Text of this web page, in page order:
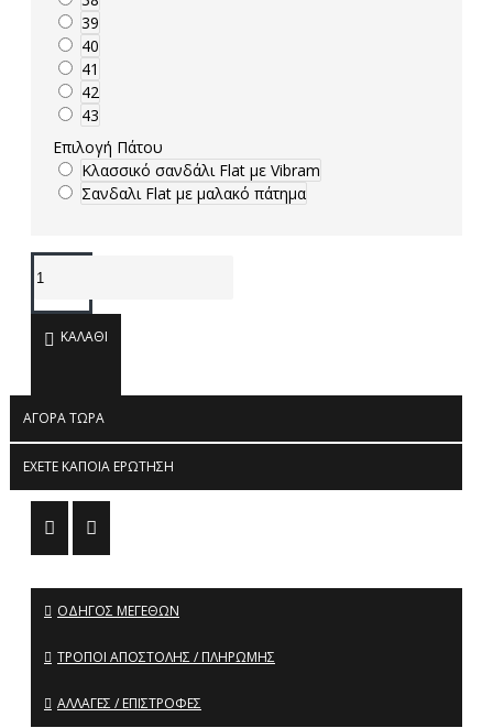
39
40
41
42
43
Επιλογή Πάτου
Κλασσικό σανδάλι Flat με Vibram
Σανδαλι Flat με μαλακό πάτημα
ΚΑΛΆΘΙ
ΑΓΟΡΆ ΤΏΡΑ
ΈΧΕΤΕ ΚΆΠΟΙΑ ΕΡΏΤΗΣΗ
ΟΔΗΓΌΣ ΜΕΓΕΘΏΝ
ΤΡΌΠΟΙ ΑΠΟΣΤΟΛΉΣ / ΠΛΗΡΩΜΉΣ
ΑΛΛΑΓΈΣ / ΕΠΙΣΤΡΟΦΈΣ